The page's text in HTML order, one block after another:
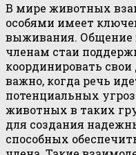
В мире животных
особями имеет
выживания. Общение
членам стаи
координировать свои
важно, когда речь
потенциальных
животных в таких
для создания
способных